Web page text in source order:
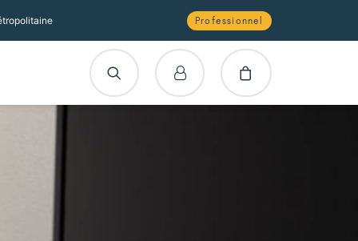
Professionnel